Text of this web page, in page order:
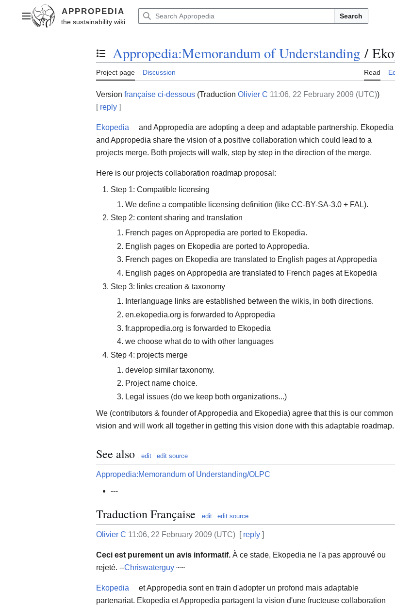
contentMain menu Search
Toggle the table of contents
Appropedia:Memorandum of Understanding /
Project page Discussion Read
Version française ci-dessous (Traduction Olivier C 11:06, 22 February 2009 (UTC))
[ reply ]
Ekopedia
and Appropedia are adopting a deep and adaptable partnership. Ekopedia
and Appropedia share the vision of a positive collaboration which could lead to a
projects merge. Both projects will walk, step by step in the direction of the merge.
Here is our projects collaboration roadmap proposal:
Step 1: Compatible licensing
We define a compatible licensing definition (like CC-BY-SA-3.0 + FAL).
Step 2: content sharing and translation
French pages on Appropedia are ported to Ekopedia.
English pages on Ekopedia are ported to Appropedia.
French pages on Ekopedia are translated to English pages at Appropedia
English pages on Appropedia are translated to French pages at Ekopedia
Step 3: links creation & taxonomy
Interlanguage links are established between the wikis, in both directions.
en.ekopedia.org is forwarded to Appropedia
fr.appropedia.org is forwarded to Ekopedia
we choose what do to with other languages
Step 4: projects merge
develop similar taxonomy.
Project name choice.
Legal issues (do we keep both organizations...)
We (contributors & founder of Appropedia and Ekopedia) agree that this is our common
vision and will work all together in getting this vision done with this adaptable roadmap.
See also edit edit source
Appropedia:Memorandum of Understanding/OLPC
---
Traduction Française edit edit source
Olivier C 11:06, 22 February 2009 (UTC) [ reply ]
Ceci est purement un avis informatif. À ce stade, Ekopedia ne l'a pas approuvé ou
rejeté. --Chriswaterguy ~~
Ekopedia
et Appropedia sont en train d'adopter un profond mais adaptable
partenariat. Ekopedia et Appropedia partagent la vision d'une fructeuse collaboration